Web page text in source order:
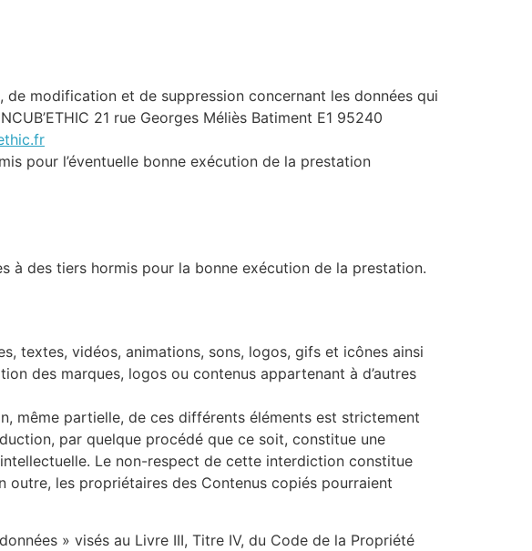
modification et de suppression concernant les données qui
21 rue Georges Méliès Batiment E1 95240
pour l’éventuelle bonne exécution de la prestation
à des tiers hormis pour la bonne exécution de la prestation.
textes, vidéos, animations, sons, logos, gifs et icônes ainsi
des marques, logos ou contenus appartenant à d’autres
même partielle, de ces différents éléments est strictement
par quelque procédé que ce soit, constitue une
Le non-respect de cette interdiction constitue
les propriétaires des Contenus copiés pourraient
» visés au Livre III, Titre IV, du Code de la Propriété